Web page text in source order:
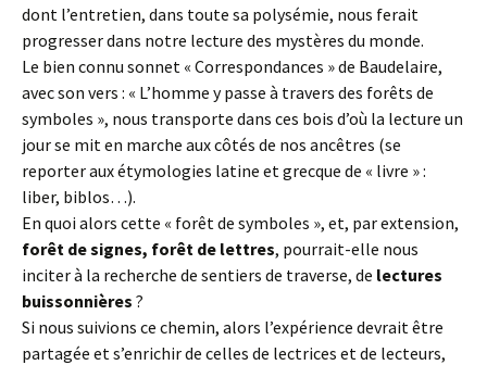
dont l’entretien, dans toute sa polysémie, nous ferait
progresser dans notre lecture des mystères du monde.
Le bien connu sonnet « Correspondances » de Baudelaire,
avec son vers : « L’homme y passe à travers des forêts de
symboles », nous transporte dans ces bois d’où la lecture un
jour se mit en marche aux côtés de nos ancêtres (se
reporter aux étymologies latine et grecque de « livre » :
liber, biblos…).
En quoi alors cette « forêt de symboles », et, par extension,
forêt de signes, forêt de lettres, pourrait-elle nous
inciter à la recherche de sentiers de traverse, de lectures
buissonnières ?
Si nous suivions ce chemin, alors l’expérience devrait être
partagée et s’enrichir de celles de lectrices et de lecteurs,